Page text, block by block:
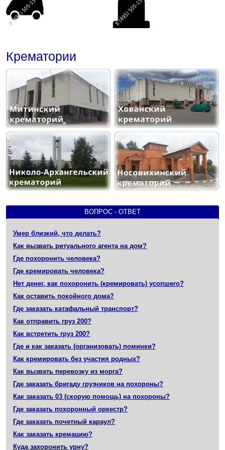
ВОПРОС - ОТВЕТ
Умер близкий, что делать?
Как вызвать ритуального агента на дом?
Где похоронить человека?
Где кремировать человека?
Нет денег, как похоронить (кремировать) усопшего?
Как оставить покойного дома?
Где заказать катафальный транспорт?
Как отправить груз 200?
Как встретить груз 200?
Где и как заказать (организовать) поминки?
Как кремировать без участия родных?
Как вызвать перевозку из морга?
Где заказать бригаду грузчиков на похороны?
Как заказать 03 (скорую помощь) на похороны?
Где заказать похоронный оркестр?
Где заказать почетный караул?
Как заказать кремацию?
Куда захоронить урну?
Крематории